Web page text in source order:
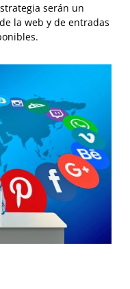
serán un
la web y de entradas